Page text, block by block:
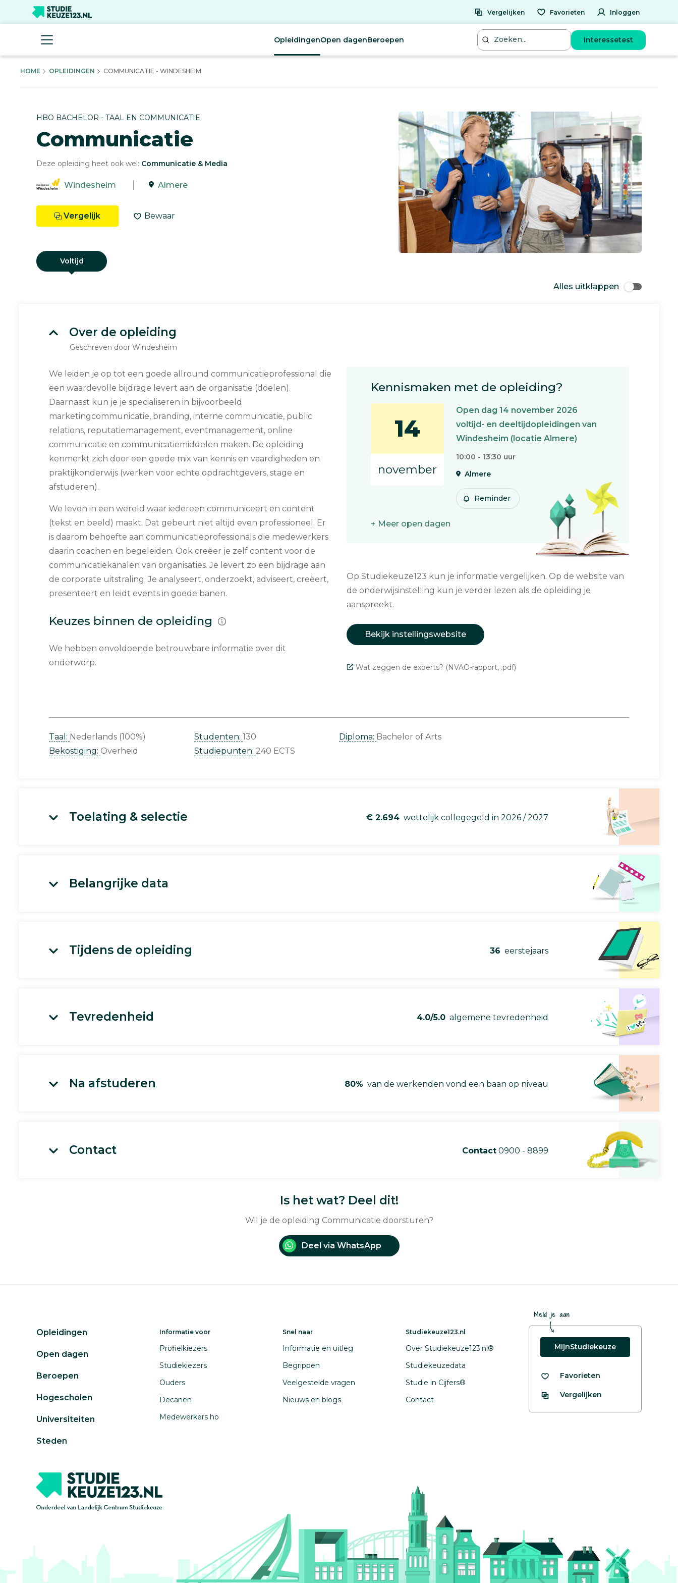
Vergelijken Favorieten Inloggen
OpleidingenOpen dagenBeroepen Interessetest
HOME OPLEIDINGEN COMMUNICATIE - WINDESHEIM
HBO BACHELOR - TAAL EN COMMUNICATIE
Communicatie
Deze opleiding heet ook wel: Communicatie & Media
Windesheim Almere
Vergelijk Bewaar
Voltijd
Alles uitklappen
Over de opleiding
Geschreven door Windesheim
We leiden je op tot een goede allround communicatieprofessional die
een waardevolle bijdrage levert aan de organisatie (doelen).
Daarnaast kun je je specialiseren in bijvoorbeeld
marketingcommunicatie, branding, interne communicatie, public
relations, reputatiemanagement, eventmanagement, online
communicatie en communicatiemiddelen maken. De opleiding
kenmerkt zich door een goede mix van kennis en vaardigheden en
praktijkonderwijs (werken voor echte opdrachtgevers, stage en
afstuderen).
We leven in een wereld waar iedereen communiceert en content
(tekst en beeld) maakt. Dat gebeurt niet altijd even professioneel. Er
is daarom behoefte aan communicatieprofessionals die medewerkers
daarin coachen en begeleiden. Ook creëer je zelf content voor de
communicatiekanalen van organisaties. Je levert zo een bijdrage aan
de corporate uitstraling. Je analyseert, onderzoekt, adviseert, creëert,
presenteert en leidt events in goede banen.
Keuzes binnen de opleiding
We hebben onvoldoende betrouwbare informatie over dit
onderwerp.
Kennismaken met de opleiding?
14
november
Open dag 14 november 2026
voltijd- en deeltijdopleidingen van
Windesheim (locatie Almere)
10:00 - 13:30 uur
Almere
Reminder
+ Meer open dagen
Op Studiekeuze123 kun je informatie vergelijken. Op de website van
de onderwijsinstelling kun je verder lezen als de opleiding je
aanspreekt.
Bekijk instellingswebsite
Wat zeggen de experts? (NVAO-rapport, .pdf)
Taal: Nederlands (100%)
Bekostiging: Overheid
Studenten: 130
Studiepunten: 240 ECTS
Diploma: Bachelor of Arts
Toelating & selectie € 2.694 wettelijk collegegeld in 2026 / 2027
Belangrijke data
Tijdens de opleiding 36 eerstejaars
Tevredenheid 4.0/5.0 algemene tevredenheid
Na afstuderen 80% van de werkenden vond een baan op niveau
Contact Contact 0900 - 8899
Is het wat? Deel dit!
Wil je de opleiding Communicatie doorsturen?
Deel via WhatsApp
Opleidingen
Open dagen
Beroepen
Hogescholen
Universiteiten
Steden
Informatie voor
Profielkiezers
Studiekiezers
Ouders
Decanen
Medewerkers ho
Snel naar
Informatie en uitleg
Begrippen
Veelgestelde vragen
Nieuws en blogs
Studiekeuze123.nl
Over Studiekeuze123.nl®
Studiekeuzedata
Studie in Cijfers®
Contact
Meld je aan
MijnStudiekeuze
Favorieten
Vergelijken